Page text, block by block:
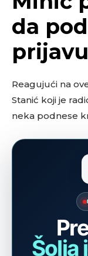
da
prijavu
Reagujući na
Stanić koji je
neka podnese